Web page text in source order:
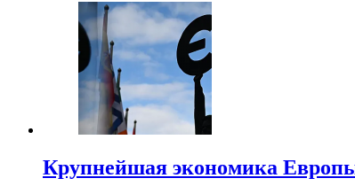
Крупнейшая экономика